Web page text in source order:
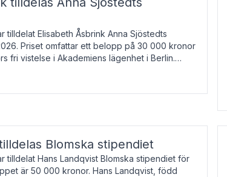
tilldelat Elisabeth Åsbrink Anna Sjöstedts
Priset omfattar ett belopp på 30 000 kronor
fri vistelse i Akademiens lägenhet i Berlin.
oc
Blomska stipendiet
tilldelat Hans Landqvist Blomska stipendiet för
är 50 000 kronor. Hans Landqvist, född